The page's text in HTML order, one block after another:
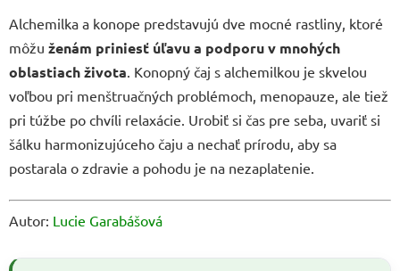
Alchemilka a konope predstavujú dve mocné rastliny, ktoré
môžu ženám priniesť úľavu a podporu v mnohých
oblastiach života . Konopný čaj s alchemilkou je skvelou
voľbou pri menštruačných problémoch, menopauze, ale tiež
pri túžbe po chvíli relaxácie. Urobiť si čas pre seba, uvariť si
šálku harmonizujúceho čaju a nechať prírodu, aby sa
postarala o zdravie a pohodu je na nezaplatenie.
Autor: Lucie Garabášová